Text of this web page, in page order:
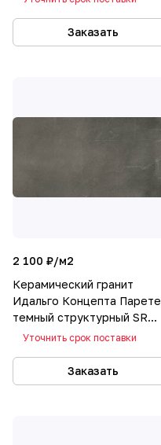
Заказать
2 100 ₽/м2
Керамический гранит
Идальго Концепта Парете
темный структурный SR
60x120
Уточнить срок поставки
Заказать